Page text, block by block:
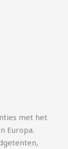
met het
Europa.